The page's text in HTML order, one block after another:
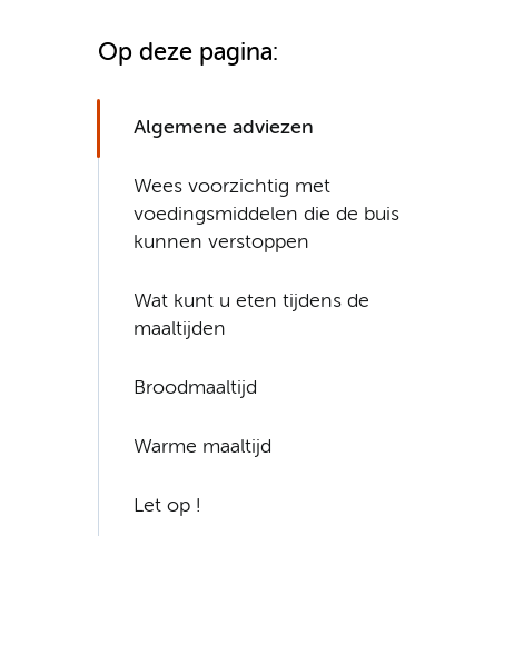
Op deze pagina:
Algemene adviezen
Wees voorzichtig met
voedingsmiddelen die de buis
kunnen verstoppen
Wat kunt u eten tijdens de
maaltijden
Broodmaaltijd
Warme maaltijd
Let op !